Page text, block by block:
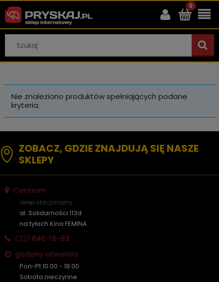
Nie znaleziono produktów spełniających podane
kryteria.
ZOBACZ, GDZIE ZNAJDUJĄ SIĘ NASZE
SKLEPY
Centrum
sklep stacjonarny
al. Solidarności 113d
na tyłach Kina FEMINA
(22) 846-15-83
godziny otwarcia
Pon-Pt 10:00 - 18:00
Sobota nieczynne